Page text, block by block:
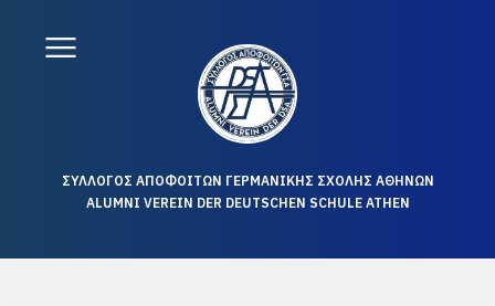
ΣΥΛΛΟΓΟΣ ΑΠΟΦΟΙΤΩΝ ΓΕΡΜΑΝΙΚΗΣ ΣΧΟΛΗΣ ΑΘΗΝΩΝ
ALUMNI VEREIN DER DEUTSCHEN SCHULE ATHEN